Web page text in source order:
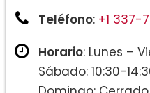
Teléfono: +1 337-
Horario: Lunes –
Sábado: 10:30-